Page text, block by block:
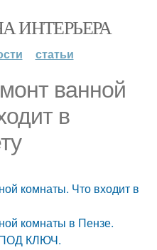
ИНТЕРЬЕРА
статьи
ванной
в
комнаты. Что входит в
комнаты в Пензе.
ПОД КЛЮЧ.